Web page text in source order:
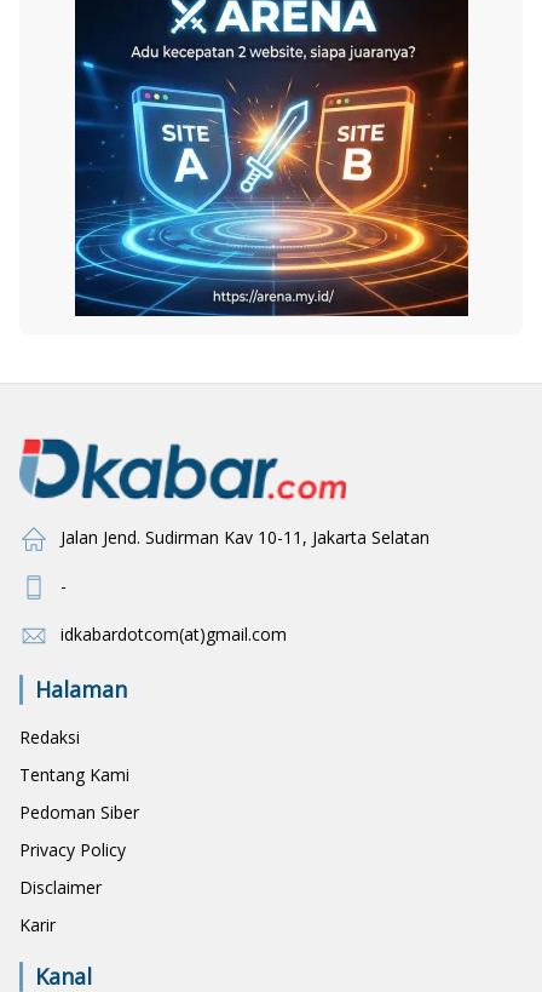
Jalan Jend. Sudirman Kav 10-11, Jakarta Selatan
-
idkabardotcom(at)gmail.com
Halaman
Redaksi
Tentang Kami
Pedoman Siber
Privacy Policy
Disclaimer
Karir
Kanal